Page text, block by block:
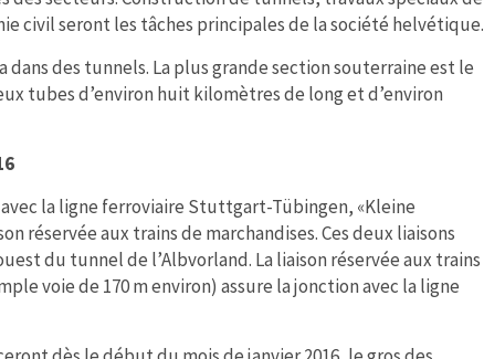
civil seront les tâches principales de la société helvétique.
dans des tunnels. La plus grande section souterraine est le
tubes d’environ huit kilomètres de long et d’environ
la ligne ferroviaire Stuttgart-Tübingen, «Kleine
réservée aux trains de marchandises. Ces deux liaisons
du tunnel de l’Albvorland. La liaison réservée aux trains
voie de 170 m environ) assure la jonction avec la ligne